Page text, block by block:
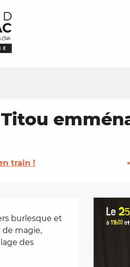
train !
burlesque et
magie,
des